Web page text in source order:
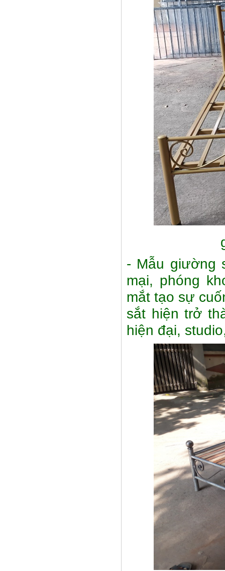
- Mẫu giường
mại, phóng
mắt tạo sự
sắt hiện trở
hiện đại,